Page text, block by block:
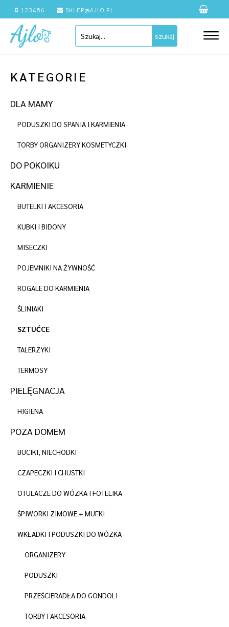
123456 SKLEP@AJLO.PL
szukaj
KATEGORIE
DLA MAMY
PODUSZKI DO SPANIA I KARMIENIA
TORBY ORGANIZERY KOSMETYCZKI
DO POKOIKU
KARMIENIE
BUTELKI I AKCESORIA
KUBKI I BIDONY
MISECZKI
POJEMNIKI NA ŻYWNOŚĆ
ROGALE DO KARMIENIA
ŚLINIAKI
SZTUĆCE
TALERZYKI
TERMOSY
PIELĘGNACJA
HIGIENA
POZA DOMEM
BUCIKI, NIECHODKI
CZAPECZKI I CHUSTKI
OTULACZE DO WÓZKA I FOTELIKA
ŚPIWORKI ZIMOWE + MUFKI
WKŁADKI I PODUSZKI DO WÓZKA
ORGANIZERY
PODUSZKI
PRZEŚCIERADŁA DO GONDOLI
TORBY I AKCESORIA